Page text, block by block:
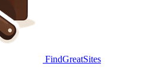
FindGreatSites